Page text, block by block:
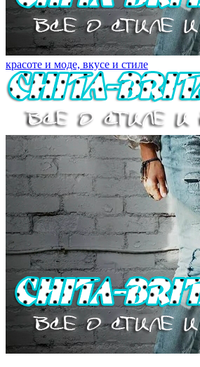
красоте и моде, вкусе и стиле